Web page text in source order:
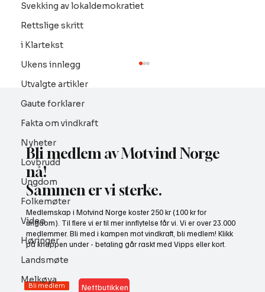
Svekking av lokaldemokratiet
Rettslige skritt
i Klartekst
Ukens innlegg
Utvalgte artikler
Gaute forklarer
Fakta om vindkraft
Nyheter
Lovbrudd
Ungdom
Folkemøter
Video
Høringer
Landsmøte
Melkøya
NHO bruker misvisende undersøkelse til å
presse fram mer vindkraft
Bli medlem av Motvind Norge
nå!
Sammen er vi sterke.
Medlemskap i Motvind Norge koster 250 kr (100 kr for
ungdom). Til flere vi er til mer innflytelse får vi. Vi er over 23.000
medlemmer. Bli med i kampen mot vindkraft, bli medlem! Klikk
på knappen under - betaling går raskt med Vipps eller kort.
Bli medlem Nettbutikken